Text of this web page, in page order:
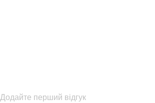
Додайте перший відгук